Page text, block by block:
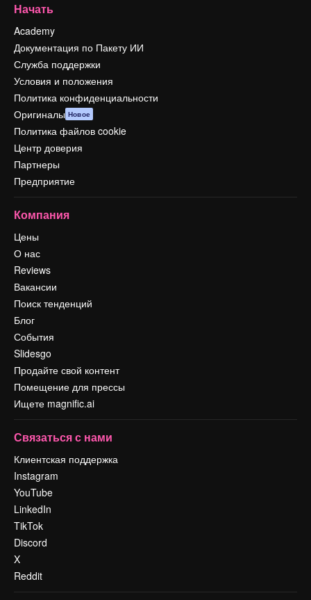
Начать
Academy
Документация по Пакету ИИ
Служба поддержки
Условия и положения
Политика конфиденциальности
Оригиналы Новое
Политика файлов cookie
Центр доверия
Партнеры
Предприятие
Компания
Цены
О нас
Reviews
Вакансии
Поиск тенденций
Блог
События
Slidesgo
Продайте свой контент
Помещение для прессы
Ищете magnific.ai
Связаться с нами
Клиентская поддержка
Instagram
YouTube
LinkedIn
TikTok
Discord
X
Reddit